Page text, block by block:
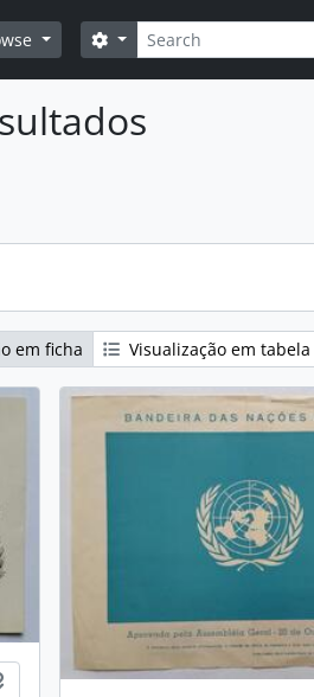
Buscar
Opções de busca
em ficha Visualização em tabela
Adicionar a área de transferência